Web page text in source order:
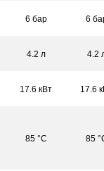
6 бар 6
4.2 л 4.2
17.6 кВт 17.6
85 °С 85